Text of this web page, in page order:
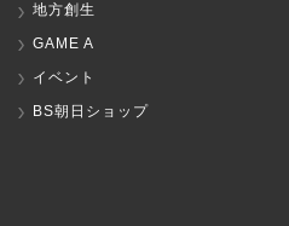
地方創生
GAME A
イベント
BS朝日ショップ